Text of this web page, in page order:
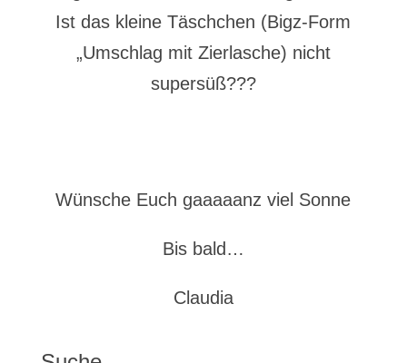
Ist das kleine Täschchen (Bigz-Form
„Umschlag mit Zierlasche) nicht
supersüß???
Wünsche Euch gaaaaanz viel Sonne
Bis bald…
Claudia